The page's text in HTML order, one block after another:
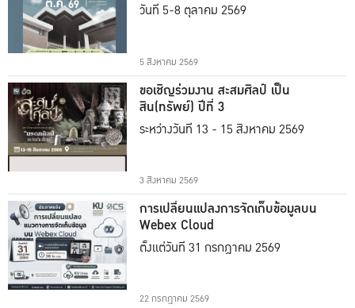
วันที่ 5-8 ตุลาคม 2569
5 สิงหาคม 2569
ขอเชิญร่วมงาน สะสมศิลป์ เป็น
สิน(ทรัพย์) ปีที่ 3
ระหว่างวันที่ 13 - 15 สิงหาคม 2569
3 สิงหาคม 2569
การเปลี่ยนแปลงการจัดเก็บข้อมูลบน
Webex Cloud
ตั้งแต่วันที่ 31 กรกฎาคม 2569
22 กรกฎาคม 2569